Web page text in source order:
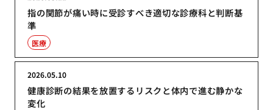
指の関節が痛い時に受診すべき適切な診療科と判断基
準
医療
健康診断の結果を放置するリスクと体内で進む静かな
変化
2026.05.10